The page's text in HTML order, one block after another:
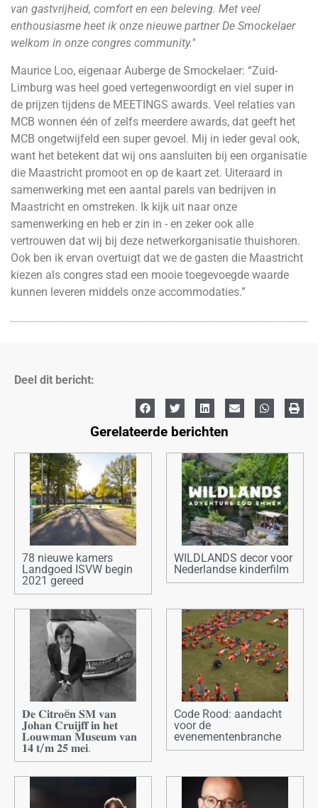
van gastvrijheid, comfort en een beleving. Met veel
enthousiasme heet ik onze nieuwe partner De Smockelaer
welkom in onze congres community."
Maurice Loo, eigenaar Auberge de Smockelaer: “Zuid-
Limburg was heel goed vertegenwoordigt en viel super in
de prijzen tijdens de MEETINGS awards. Veel relaties van
MCB wonnen één of zelfs meerdere awards, dat geeft het
MCB ongetwijfeld een super gevoel. Mij in ieder geval ook,
want het betekent dat wij ons aansluiten bij een organisatie
die Maastricht promoot en op de kaart zet. Uiteraard in
samenwerking met een aantal parels van bedrijven in
Maastricht en omstreken. Ik kijk uit naar onze
samenwerking en heb er zin in - en zeker ook alle
vertrouwen dat wij bij deze netwerkorganisatie thuishoren.
Ook ben ik ervan overtuigt dat we de gasten die Maastricht
kiezen als congres stad een mooie toegevoegde waarde
kunnen leveren middels onze accommodaties.”
Deel dit bericht:
Gerelateerde berichten
78 nieuwe kamers
Landgoed ISVW begin
2021 gereed
WILDLANDS decor voor
Nederlandse kinderfilm
𝐃𝐞 𝐂𝐢𝐭𝐫𝐨ë𝐧 𝐒𝐌 𝐯𝐚𝐧
𝐉𝐨𝐡𝐚𝐧 𝐂𝐫𝐮𝐢𝐣𝐟𝐟 𝐢𝐧 𝐡𝐞𝐭
𝐋𝐨𝐮𝐰𝐦𝐚𝐧 𝐌𝐮𝐬𝐞𝐮𝐦 𝐯𝐚𝐧
𝟏𝟒 𝐭/𝐦 𝟐𝟓 𝐦𝐞𝐢.
Code Rood: aandacht
voor de
evenementenbranche